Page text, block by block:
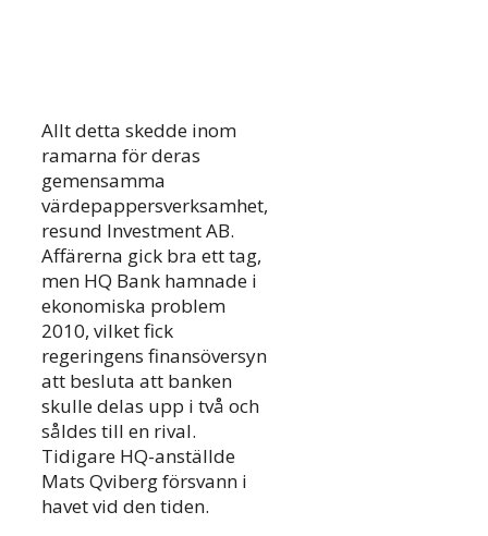
Allt detta skedde inom
ramarna för deras
gemensamma
värdepappersverksamhet,
resund Investment AB.
Affärerna gick bra ett tag,
men HQ Bank hamnade i
ekonomiska problem
2010, vilket fick
regeringens finansöversyn
att besluta att banken
skulle delas upp i två och
såldes till en rival.
Tidigare HQ-anställde
Mats Qviberg försvann i
havet vid den tiden.